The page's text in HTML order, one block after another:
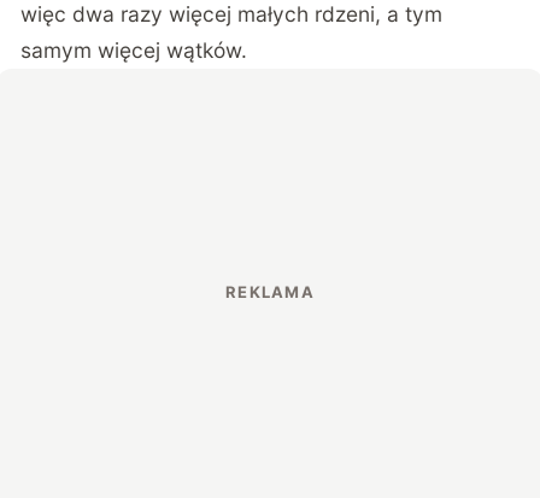
więc dwa razy więcej małych rdzeni, a tym
samym więcej wątków.